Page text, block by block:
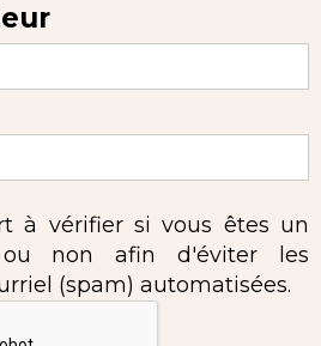
à vérifier si vous êtes un
non afin d'éviter les
(spam) automatisées.